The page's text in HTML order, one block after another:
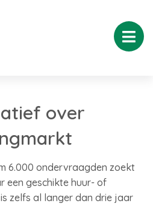
over
6.000 ondervraagden zoekt
een geschikte huur- of
zelfs al langer dan drie jaar